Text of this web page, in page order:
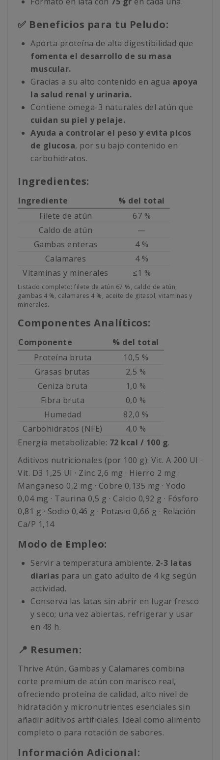
✅ Beneficios para tu Peludo:
Aporta proteína de alta digestibilidad que
fomenta el desarrollo de su masa
muscular.
Gracias a su alto contenido en agua apoya
la salud renal y urinaria.
Contiene omega-3 naturales del atún que
cuidan su piel y pelaje.
Ayuda a controlar el peso y evita picos
de glucosa, por su bajo contenido en
carbohidratos.
Ingredientes:
Ingrediente
% del total
Filete de atún
67 %
Caldo de atún
—
Gambas enteras
4 %
Calamares
4 %
Vitaminas y minerales
≤1 %
Listado completo: filete de atún 67 %, caldo de atún,
gambas 4 %, calamares 4 %, aceite de gitasol, vitaminas y
minerales.
Componentes Analíticos:
Componente
% del total
Proteína bruta
10,5 %
Grasas brutas
2,5 %
Ceniza bruta
1,0 %
Fibra bruta
0,0 %
Humedad
82,0 %
Carbohidratos (NFE)
4,0 %
Energía metabolizable: 72 kcal / 100 g.
Aditivos nutricionales (por 100 g): Vit. A 200 UI ·
Vit. D3 1,25 UI · Zinc 2,6 mg · Hierro 2 mg ·
Manganeso 0,2 mg · Cobre 0,135 mg · Yodo
0,04 mg · Taurina 0,5 g · Calcio 0,92 g · Fósforo
0,81 g · Sodio 0,46 g · Potasio 0,66 g · Relación
Ca/P 1,14
Modo de Empleo:
Servir a temperatura ambiente. 2-3 latas
diarias para un gato adulto de 4 kg según
actividad.
Conserva las latas sin abrir en lugar fresco
y seco; una vez abiertas, refrigerar y usar
en 48 h.
📍 Resumen:
Thrive Atún, Gambas y Calamares combina
corte premium de atún con marisco real,
ofreciendo proteína de calidad, alto nivel de
hidratación y micronutrientes esenciales sin
añadir aditivos artificiales. Ideal como alimento
completo o para rotación de sabores.
Información Adicional: